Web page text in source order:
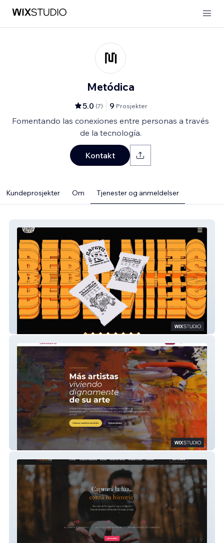
Metódica
5.0 (7) 9 Prosjekter
Fomentando las conexiones entre personas a través
de la tecnología.
Kontakt
Kundeprosjekter Om Tjenester og anmeldelser
Sendera